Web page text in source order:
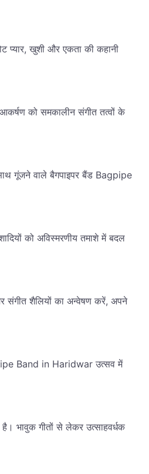
प्यार, खुशी और एकता की कहानी
को समकालीन संगीत तत्वों के
गूंजने वाले बैगपाइपर बैंड Bagpipe
को अविस्मरणीय तमाशे में बदल
संगीत शैलियों का अन्वेषण करें, अपने
Band in Haridwar उत्सव में
भावुक गीतों से लेकर उत्साहवर्धक